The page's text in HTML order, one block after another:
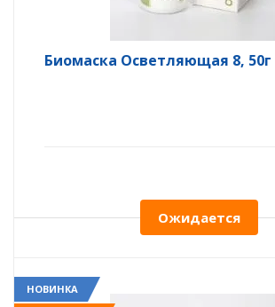
Биомаска Осветляющая 8, 50г
Ожидается
НОВИНКА